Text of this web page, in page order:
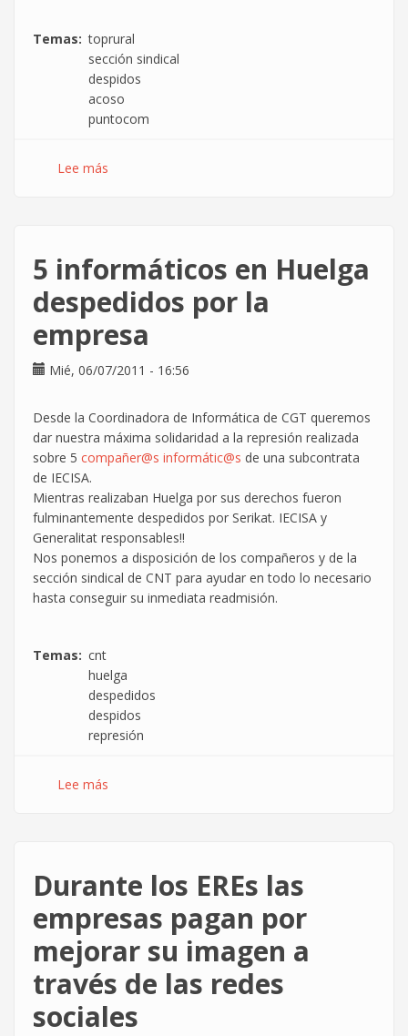
Temas
toprural
sección sindical
despidos
acoso
puntocom
Lee más
5 informáticos en Huelga
despedidos por la
empresa
Mié, 06/07/2011 - 16:56
Desde la Coordinadora de Informática de CGT queremos
dar nuestra máxima solidaridad a la represión realizada
sobre 5 compañer@s informátic@s de una subcontrata
de IECISA.
Mientras realizaban Huelga por sus derechos fueron
fulminantemente despedidos por Serikat. IECISA y
Generalitat responsables!!
Nos ponemos a disposición de los compañeros y de la
sección sindical de CNT para ayudar en todo lo necesario
hasta conseguir su inmediata readmisión.
Temas
cnt
huelga
despedidos
despidos
represión
Lee más
despedidos
la
empresa
Durante los EREs las
empresas pagan por
mejorar su imagen a
través de las redes
sociales